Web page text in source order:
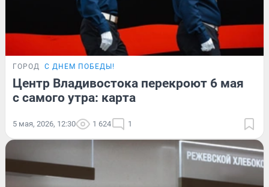
ГОРОД С ДНЕМ ПОБЕДЫ!
Центр Владивостока перекроют 6 мая
с самого утра: карта
5 мая, 2026, 12:30 1 624 1